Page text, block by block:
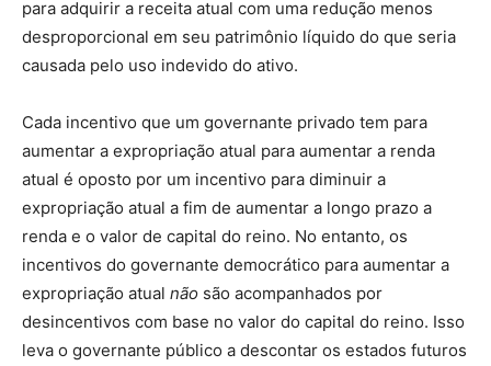
para adquirir a receita atual com uma redução menos
desproporcional em seu patrimônio líquido do que seria
causada pelo uso indevido do ativo.
Cada incentivo que um governante privado tem para
aumentar a expropriação atual para aumentar a renda
atual é oposto por um incentivo para diminuir a
expropriação atual a fim de aumentar a longo prazo a
renda e o valor de capital do reino. No entanto, os
incentivos do governante democrático para aumentar a
expropriação atual não são acompanhados por
desincentivos com base no valor do capital do reino. Isso
leva o governante público a descontar os estados futuros